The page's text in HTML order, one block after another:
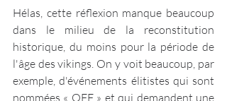
Hélas, cette réflexion manque beaucoup
dans le milieu de la reconstitution
historique, du moins pour la période de
l'âge des vikings. On y voit beaucoup, par
exemple, d'événements élitistes qui sont
nommées « OFF » et qui demandent une